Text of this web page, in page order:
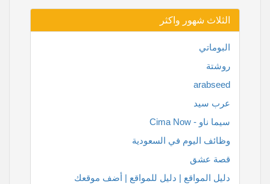
الثلاث شهور واكثر
البوماتي
روشتة
arabseed
عرب سيد
سيما ناو - Cima Now
وظائف اليوم في السعودية
قصة عشق
دليل المواقع | دليل للمواقع | أضف موقعك